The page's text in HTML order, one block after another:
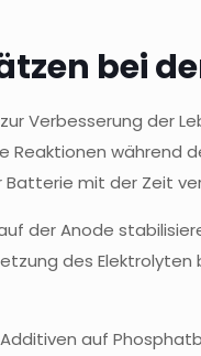
bei
Verbesserung der
Batterie mit der Zeit
der Anode
des
auf